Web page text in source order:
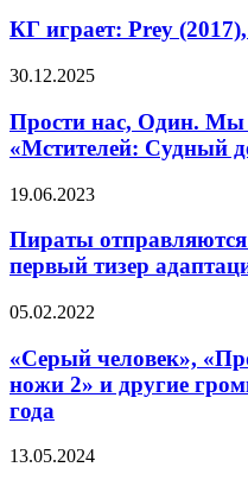
мир»
Prey
часть
КГ играет: Prey
Прости
Один.
Мы
всё
Тизер
Судный
день»
Тором
30.12.2025
Прости нас, Один. Мы
«Мстителей: Судный
Пираты
в
приключение
—
тизер
аниме
«Ван-
Пис»
19.06.2023
Пираты
первый тизер
«Серый
«Проект
„Адам“»,
«Достать
ножи
и
05.02.2022
«Серый человек»,
ножи 2» и другие
года
Публика
13.05.2024